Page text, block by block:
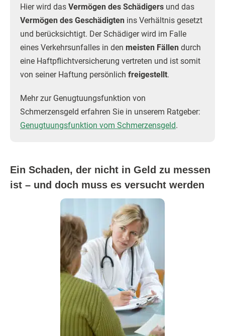
Hier wird das Vermögen des Schädigers und das
Vermögen des Geschädigten ins Verhältnis gesetzt
und berücksichtigt. Der Schädiger wird im Falle
eines Verkehrsunfalles in den meisten Fällen durch
eine Haftpflichtversicherung vertreten und ist somit
von seiner Haftung persönlich freigestellt.
Mehr zur Genugtuungsfunktion von
Schmerzensgeld erfahren Sie in unserem Ratgeber:
Genugtuungsfunktion vom Schmerzensgeld.
Ein Schaden, der nicht in Geld zu messen
ist – und doch muss es versucht werden